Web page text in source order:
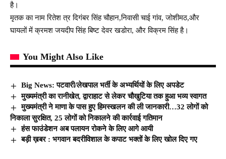
है।
मृतक का नाम रितेश त्र दिगंबर सिंह चौहान,निवासी चाई गांव, जोशीमठ,और
घायलों में क्रमश जयदीप सिंह बिष्ट देवर खडोरा, और विक्रम सिंह है।
You Might Also Like
Big News: पटवारी/लेखपाल भर्ती के अभ्यर्थियों के लिए अपडेट
मुख्यमंत्री का रानीखेत, द्वाराहाट से लेकर चौखुटिया तक हुआ भव्य स्वागत
मुख्यमंत्री ने माणा के पास हुए हिमस्खलन की ली जानकारी…32 लोगों को
निकाला सुरक्षित, 25 लोगों को निकालने की कार्रवाई गतिमान
हंस फाउंडेशन अब पलायन रोकने के लिए आगे आयी
बड़ी ख़बर : भगवान बदरीविशाल के कपाट भक्तों के लिए खोल दिए गए